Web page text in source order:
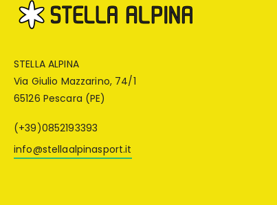
STELLA ALPINA
Via Giulio Mazzarino, 74/1
65126 Pescara (PE)
(+39)0852193393
info@stellaalpinasport.it